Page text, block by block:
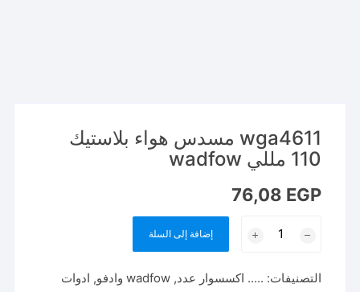
wga4611 مسدس هواء بلاستيك
110 مللي wadfow
76,08 EGP
wga4611
هواء
إضافة إلى السلة
التصنيفات: ..... اكسسوار عدد,wadfow وادفو , ادوات